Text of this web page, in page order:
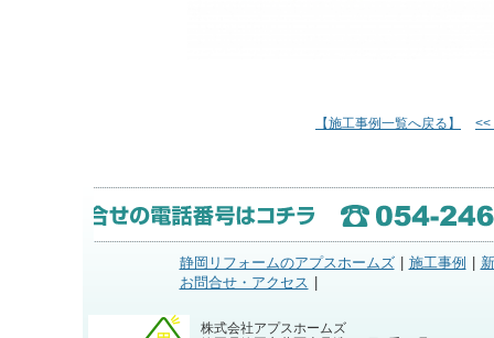
【施工事例一覧へ戻る】 <<
静岡リフォームのアプスホームズ | 施工事例 |
お問合せ・アクセス |
株式会社アプスホームズ